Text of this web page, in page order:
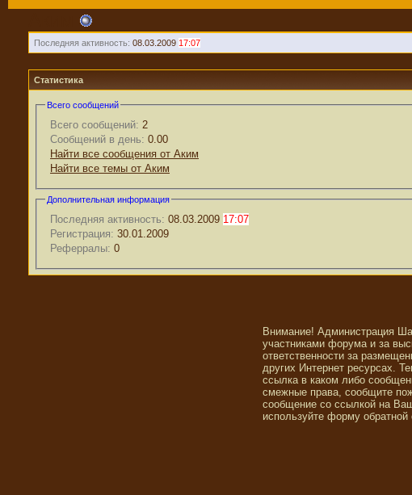
Последняя активность: 08.03.2009 17:07
Статистика
Всего сообщений
Всего сообщений: 2
Сообщений в день: 0.00
Найти все сообщения от Аким
Найти все темы от Аким
Дополнительная информация
Последняя активность: 08.03.2009 17:07
Регистрация: 30.01.2009
Реферралы: 0
Внимание! Администрация
участниками форума и за
ответственности за
других Интернет ресурсах.
ссылка в каком либо
смежные права, сообщите
сообщение со ссылкой на
используйте форму обратной